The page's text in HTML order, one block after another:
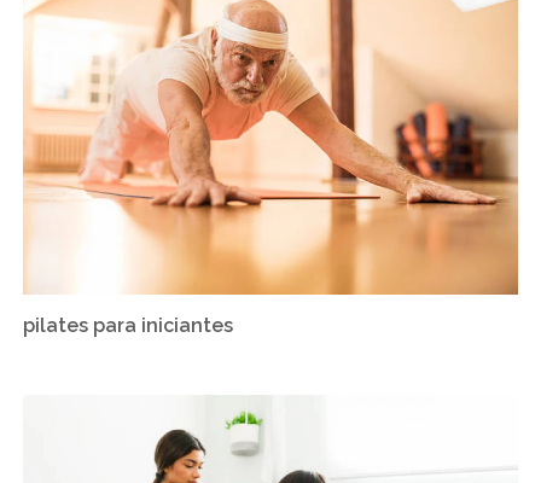
pilates para iniciantes